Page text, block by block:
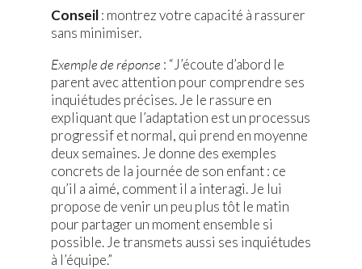
Conseil: montrez votre capacité à rassurer
sans minimiser.
Exemple de réponse : “J’écoute d’abord le
parent avec attention pour comprendre ses
inquiétudes précises. Je le rassure en
expliquant que l’adaptation est un processus
progressif et normal, qui prend en moyenne
deux semaines. Je donne des exemples
concrets de la journée de son enfant : ce
qu’il a aimé, comment il a interagi. Je lui
propose de venir un peu plus tôt le matin
pour partager un moment ensemble si
possible. Je transmets aussi ses inquiétudes
à l’équipe.”